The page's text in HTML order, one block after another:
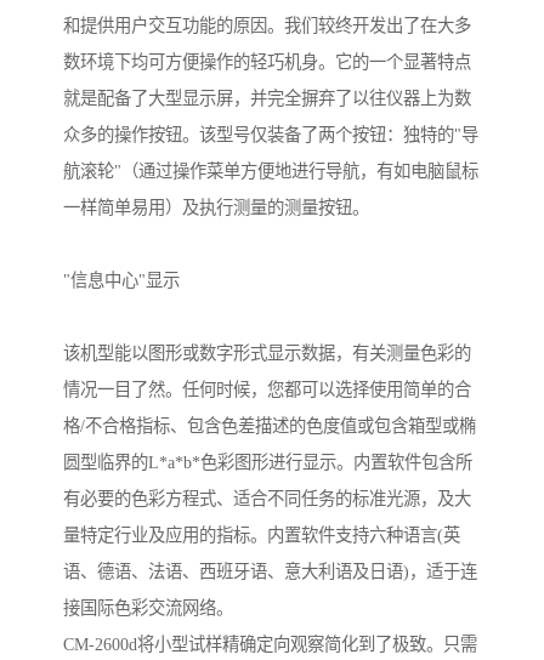
和提供用户交互功能的原因。我们较终开发出了在大多
数环境下均可方便操作的轻巧机身。它的一个显著特点
就是配备了大型显示屏，并完全摒弃了以往仪器上为数
众多的操作按钮。该型号仅装备了两个按钮：独特的"导
航滚轮"（通过操作菜单方便地进行导航，有如电脑鼠标
一样简单易用）及执行测量的测量按钮。
"信息中心"显示
该机型能以图形或数字形式显示数据，有关测量色彩的
情况一目了然。任何时候，您都可以选择使用简单的合
格/不合格指标、包含色差描述的色度值或包含箱型或椭
圆型临界的L*a*b*色彩图形进行显示。内置软件包含所
有必要的色彩方程式、适合不同任务的标准光源，及大
量特定行业及应用的指标。内置软件支持六种语言(英
语、德语、法语、西班牙语、意大利语及日语)，适于连
接国际色彩交流网络。
CM-2600d将小型试样精确定向观察简化到了极致。只需